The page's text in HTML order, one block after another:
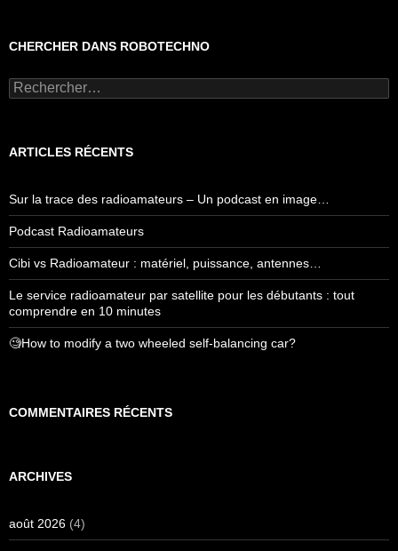
CHERCHER DANS ROBOTECHNO
Rechercher :
ARTICLES RÉCENTS
Sur la trace des radioamateurs – Un podcast en image…
Podcast Radioamateurs
Cibi vs Radioamateur : matériel, puissance, antennes…
Le service radioamateur par satellite pour les débutants : tout
comprendre en 10 minutes
🧐How to modify a two wheeled self-balancing car?
COMMENTAIRES RÉCENTS
ARCHIVES
août 2026 (4)